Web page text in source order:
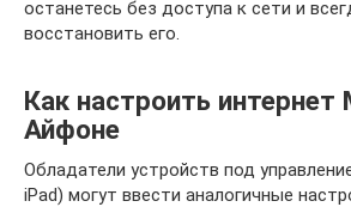
останетесь без доступа к сети и
восстановить его.
Как настроить
Айфоне
Обладатели устройств под
iPad) могут ввести аналогичные